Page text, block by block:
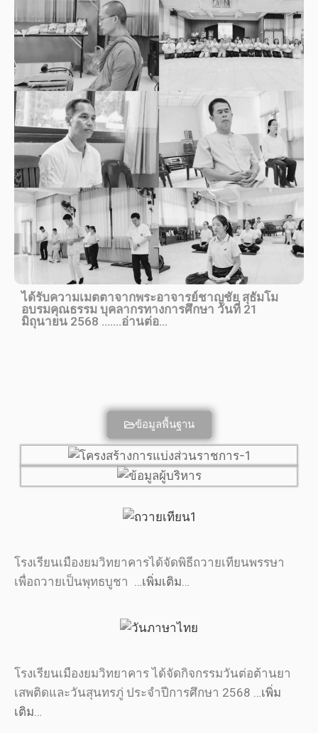
ได้รับความเมตตาจากพระอาจารย์ชาญชัย สุธัมโม
อบรมคุณธรรม บุคลากรทางการศึกษา วันที่ 21
มิถุนายน 2568 .......อ่านต่อ...
ข้อมูลพื้นฐาน
โรงเรียนเมืองยมวิทยาคารได้จัดพิธีถวายเทียนพรรษา
เพื่อถวายเป็นพุทธบูชา …เพิ่มเติม…
โรงเรียนเมืองยมวิทยาคาร ได้จัดกิจกรรมวันต่อต้านยา
เสพติดและวันสุนทรภู่ ประจำปีการศึกษา 2568
…เพิ่ม
เติม…